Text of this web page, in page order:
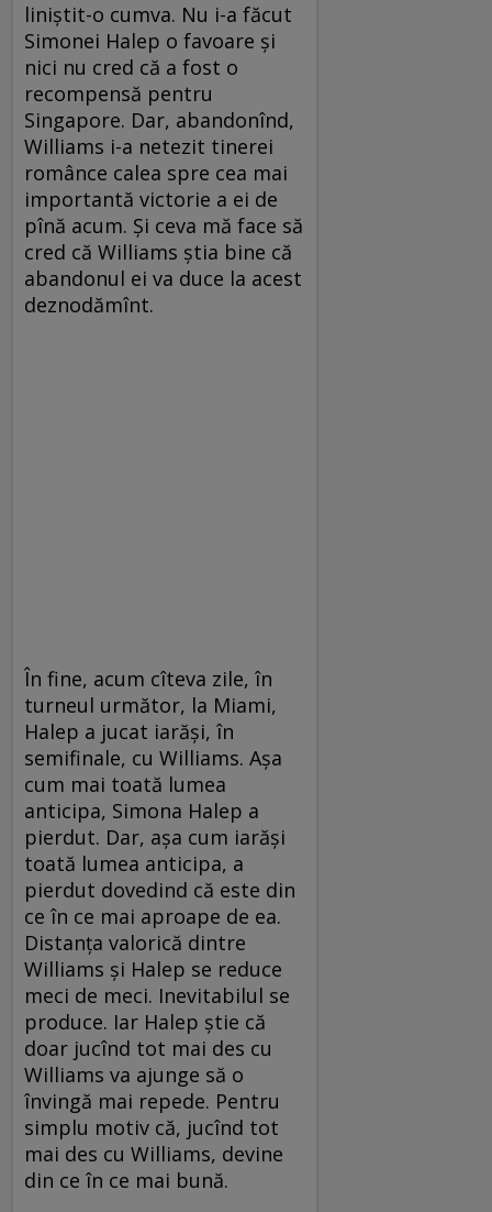
liniştit-o cumva. Nu i-a făcut
Simonei Halep o favoare şi
nici nu cred că a fost o
recompensă pentru
Singapore. Dar, abandonînd,
Williams i-a netezit tinerei
românce calea spre cea mai
importantă victorie a ei de
pînă acum. Şi ceva mă face să
cred că Williams ştia bine că
abandonul ei va duce la acest
deznodămînt.
În fine, acum cîteva zile, în
turneul următor, la Miami,
Halep a jucat iarăşi, în
semifinale, cu Williams. Aşa
cum mai toată lumea
anticipa, Simona Halep a
pierdut. Dar, aşa cum iarăşi
toată lumea anticipa, a
pierdut dovedind că este din
ce în ce mai aproape de ea.
Distanţa valorică dintre
Williams şi Halep se reduce
meci de meci. Inevitabilul se
produce. Iar Halep ştie că
doar jucînd tot mai des cu
Williams va ajunge să o
învingă mai repede. Pentru
simplu motiv că, jucînd tot
mai des cu Williams, devine
din ce în ce mai bună.